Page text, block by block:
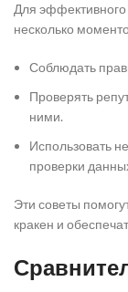
Для эффективного
несколько
Соблюдать
Проверять
ними.
Использовать
проверки
Эти советы
кракен и